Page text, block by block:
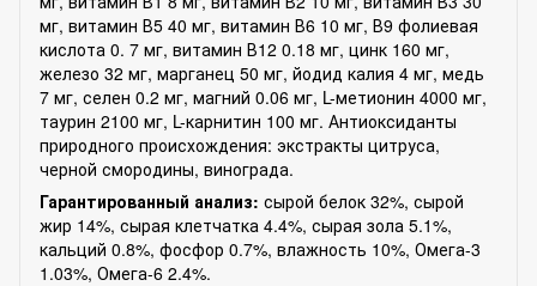
мг, витамин В5 40 мг, витамин В6 10 мг, В9 фолиевая
кислота 0. 7 мг, витамин В12 0.18 мг, цинк 160 мг,
железо 32 мг, марганец 50 мг, йодид калия 4 мг, медь
7 мг, селен 0.2 мг, магний 0.06 мг, L-метионин 4000 мг,
таурин 2100 мг, L-карнитин 100 мг. Антиоксиданты
природного происхождения: экстракты цитруса,
черной смородины, винограда.
Гарантированный анализ: сырой белок 32%, сырой
жир 14%, сырая клетчатка 4.4%, сырая зола 5.1%,
кальций 0.8%, фосфор 0.7%, влажность 10%, Омега-3
1.03%, Омега-6 2.4%.